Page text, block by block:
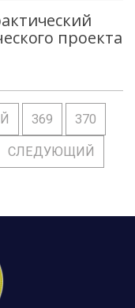
проекта
369 370
СЛЕДУЮЩИЙ